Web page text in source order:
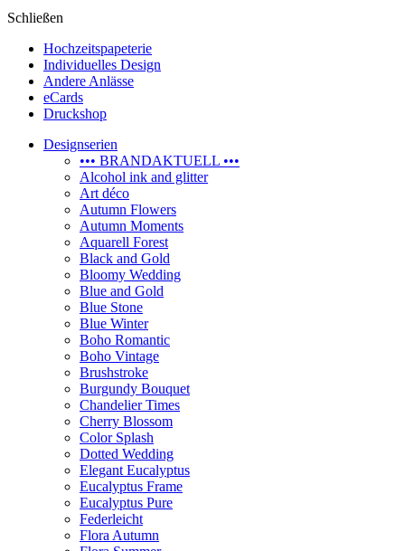
Schließen
Hochzeitspapeterie
Individuelles Design
Andere Anlässe
eCards
Druckshop
Designserien
••• BRANDAKTUELL •••
Alcohol ink and glitter
Art déco
Autumn Flowers
Autumn Moments
Aquarell Forest
Black and Gold
Bloomy Wedding
Blue and Gold
Blue Stone
Blue Winter
Boho Romantic
Boho Vintage
Brushstroke
Burgundy Bouquet
Chandelier Times
Cherry Blossom
Color Splash
Dotted Wedding
Elegant Eucalyptus
Eucalyptus Frame
Eucalyptus Pure
Federleicht
Flora Autumn